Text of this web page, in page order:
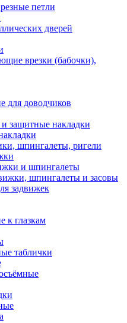
петли
дверей
врезки (бабочки),
для доводчиков
защитные накладки
шпингалеты, ригели
и шпингалеты
шпингалеты и засовы
задвижек
к глазкам
таблички